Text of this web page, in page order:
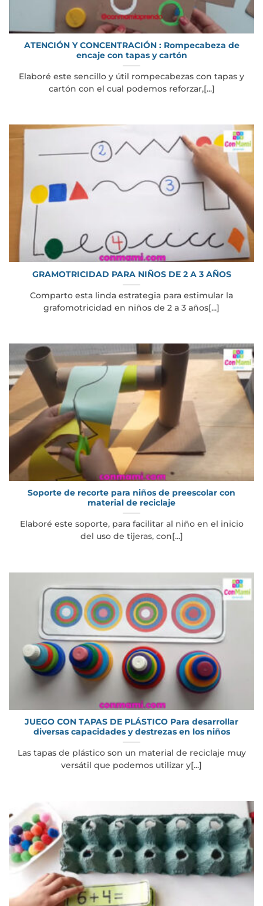
ATENCIÓN Y CONCENTRACIÓN : Rompecabeza de
encaje con tapas y cartón
Elaboré este sencillo y útil rompecabezas con tapas y
cartón con el cual podemos reforzar,[...]
GRAMOTRICIDAD PARA NIÑOS DE 2 A 3 AÑOS
Comparto esta linda estrategia para estimular la
grafomotricidad en niños de 2 a 3 años[...]
Soporte de recorte para niños de preescolar con
material de reciclaje
Elaboré este soporte, para facilitar al niño en el inicio
del uso de tijeras, con[...]
JUEGO CON TAPAS DE PLÁSTICO Para desarrollar
diversas capacidades y destrezas en los niños
Las tapas de plástico son un material de reciclaje muy
versátil que podemos utilizar y[...]